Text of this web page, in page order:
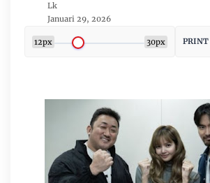
Lk
Januari 29, 2026
12px 30px PRINT